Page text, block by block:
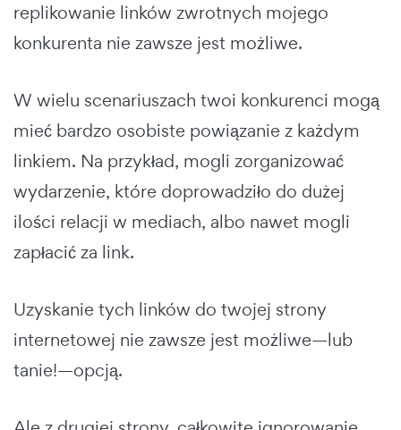
replikowanie linków zwrotnych mojego
konkurenta nie zawsze jest możliwe.
W wielu scenariuszach twoi konkurenci mogą
mieć bardzo osobiste powiązanie z każdym
linkiem. Na przykład, mogli zorganizować
wydarzenie, które doprowadziło do dużej
ilości relacji w mediach, albo nawet mogli
zapłacić za link.
Uzyskanie tych linków do twojej strony
internetowej nie zawsze jest możliwe—lub
tanie!—opcją.